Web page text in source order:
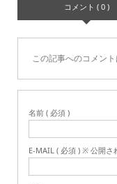
コメント ( 0 )
この記事へのコメント
名前 ( 必須 )
E-MAIL ( 必須 ) ※ 公開さ